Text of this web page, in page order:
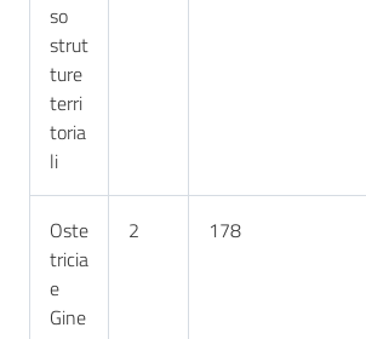
so
strut
ture
terri
toria
li
Oste
tricia
e
Gine
2 178